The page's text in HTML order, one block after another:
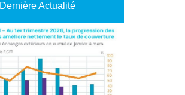
Dernière Actualité